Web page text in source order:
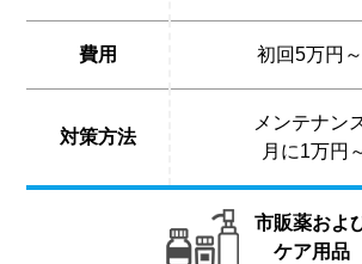
費用 初回5万円
対策方法
メンテナン
月に1万円
市販薬およ
ケア用品